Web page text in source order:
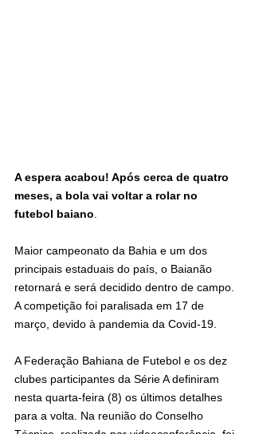
A espera acabou! Após cerca de quatro
meses, a bola vai voltar a rolar no
futebol baiano.
Maior campeonato da Bahia e um dos
principais estaduais do país, o Baianão
retornará e será decidido dentro de campo.
A competição foi paralisada em 17 de
março, devido à pandemia da Covid-19.
A Federação Bahiana de Futebol e os dez
clubes participantes da Série A definiram
nesta quarta-feira (8) os últimos detalhes
para a volta. Na reunião do Conselho